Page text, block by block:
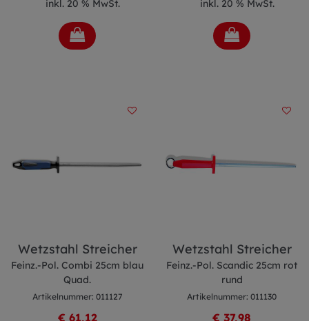
inkl. 20 % MwSt. inkl. 20 % MwSt.
Wetzstahl Streicher
Feinz.-Pol. Combi 25cm blau
Quad.
Artikelnummer: 011127
€ 61,12
Wetzstahl Streicher
Feinz.-Pol. Scandic 25cm rot
rund
Artikelnummer: 011130
€ 37,98